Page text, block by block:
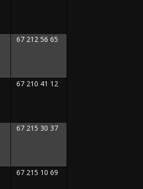
67 212 56 65
67 210 41 12
67 215 30 37
67 215 10 69